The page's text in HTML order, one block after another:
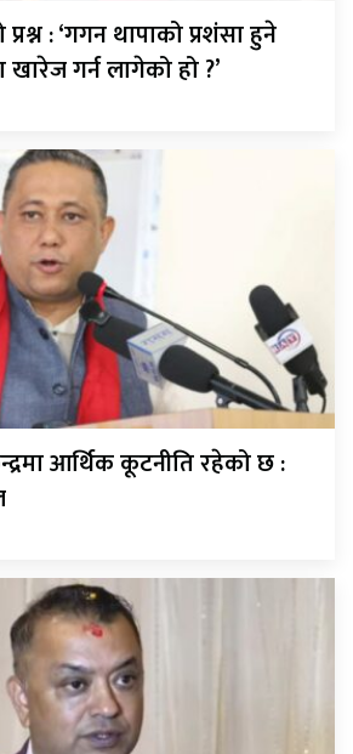
: ‘गगन थापाको प्रशंसा हुने
खारेज गर्न लागेको हो ?’
आर्थिक कूटनीति रहेको छ :